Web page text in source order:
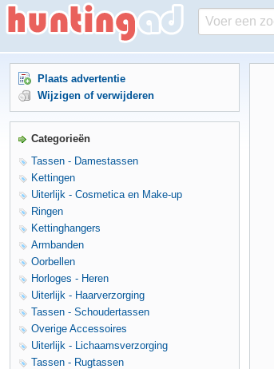
Plaats advertentie
Wijzigen of verwijderen
Categorieën
Tassen - Damestassen
Kettingen
Uiterlijk - Cosmetica en Make-up
Ringen
Kettinghangers
Armbanden
Oorbellen
Horloges - Heren
Uiterlijk - Haarverzorging
Tassen - Schoudertassen
Overige Accessoires
Uiterlijk - Lichaamsverzorging
Tassen - Rugtassen